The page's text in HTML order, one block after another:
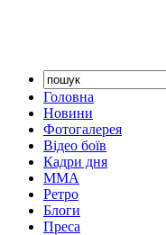
Головна
Новини
Фотогалерея
Відео боїв
Кадри дня
ММА
Ретро
Блоги
Преса